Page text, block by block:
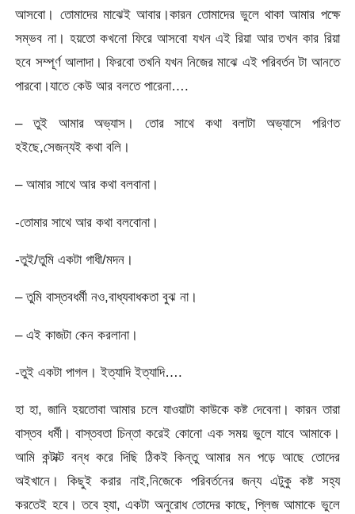
আসবো। তোমাদের মাঝেই আবার।কারন তোমাদের ভুলে থাকা আমার পক্ষে
সম্ভব না। হয়তো কখনো ফিরে আসবো যখন এই রিয়া আর তখন কার রিয়া
হবে সম্পূর্ণ আলাদা। ফিরবো তখনি যখন নিজের মাঝে এই পরিবর্তন টা আনতে
পারবো।যাতে কেউ আর বলতে পারেনা….
– তুই আমার অভ্যাস। তোর সাথে কথা বলাটা অভ্যাসে পরিণত
হইছে,সেজন্যই কথা বলি।
– আমার সাথে আর কথা বলবানা।
-তোমার সাথে আর কথা বলবোনা।
-তুই/তুমি একটা গাধী/মদন।
– তুমি বাস্তবধর্মী নও,বাধ্যবাধকতা বুঝ না।
– এই কাজটা কেন করলানা।
-তুই একটা পাগল। ইত্যাদি ইত্যাদি….
হা হা, জানি হয়তোবা আমার চলে যাওয়াটা কাউকে কষ্ট দেবেনা। কারন তারা
বাস্তব ধর্মী। বাস্তবতা চিন্তা করেই কোনো এক সময় ভুলে যাবে আমাকে।
আমি কন্টাক্ট বন্ধ করে দিছি ঠিকই কিন্তু আমার মন পড়ে আছে তোদের
অইখানে। কিছুই করার নাই,নিজেকে পরিবর্তনের জন্য এটুকু কষ্ট সহ্য
করতেই হবে। তবে হ্যা, একটা অনুরোধ তোদের কাছে, প্লিজ আমাকে ভুলে